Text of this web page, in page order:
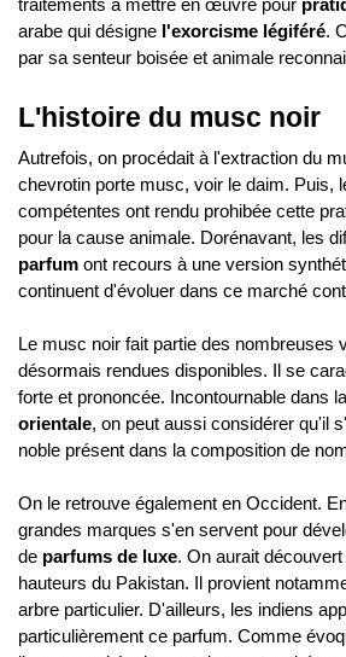
traitements à mettre en œuvre pour
arabe qui désigne l'exorcisme légiféré.
par sa senteur boisée et animale
L'histoire du musc noir
Autrefois, on procédait à l'extraction du
chevrotin porte musc, voir le daim. Puis,
compétentes ont rendu prohibée cette
pour la cause animale. Dorénavant, les
parfum ont recours à une version
continuent d'évoluer dans ce marché
Le musc noir fait partie des nombreuses
désormais rendues disponibles. Il se
forte et prononcée. Incontournable dans la
orientale, on peut aussi considérer qu'il
noble présent dans la composition de
On le retrouve également en Occident.
grandes marques s'en servent pour
de parfums de luxe. On aurait
hauteurs du Pakistan. Il provient
arbre particulier. D'ailleurs, les indiens
particulièrement ce parfum. Comme